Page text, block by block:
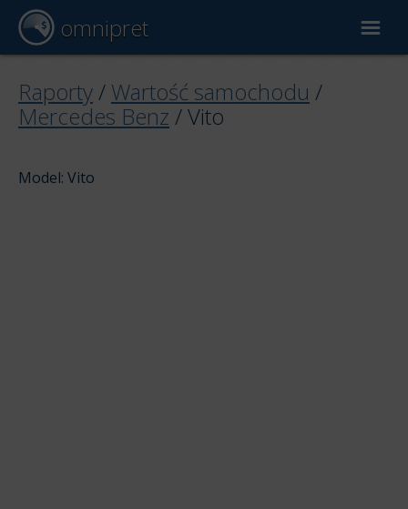
omnipret
Wycena samochodu
Raporty / Wartość samochodu /
Mercedes Benz /Vito
Model: Vito